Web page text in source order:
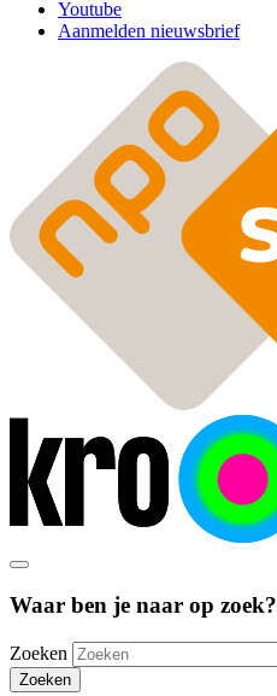
Youtube
Aanmelden nieuwsbrief
Waar ben je naar op zoek?
Zoeken
Zoeken